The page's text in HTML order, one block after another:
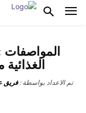
تم الاعداد بواسطة : فريق